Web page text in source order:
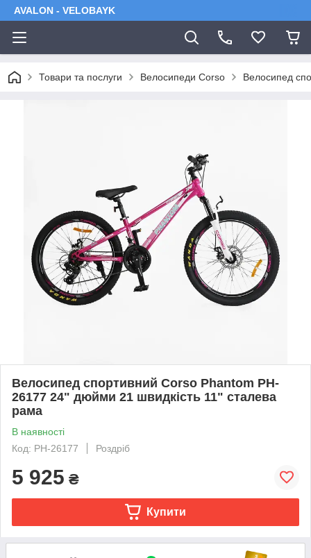
AVALON - VELOBAYK
Товари та послуги Велосипеди Corso Велосипед
Велосипед спортивний Corso Phantom PH-
26177 24" дюйми 21 швидкість 11" сталева
рама
В наявності
Код: PH-26177
Роздріб
5 925 ₴
Купити